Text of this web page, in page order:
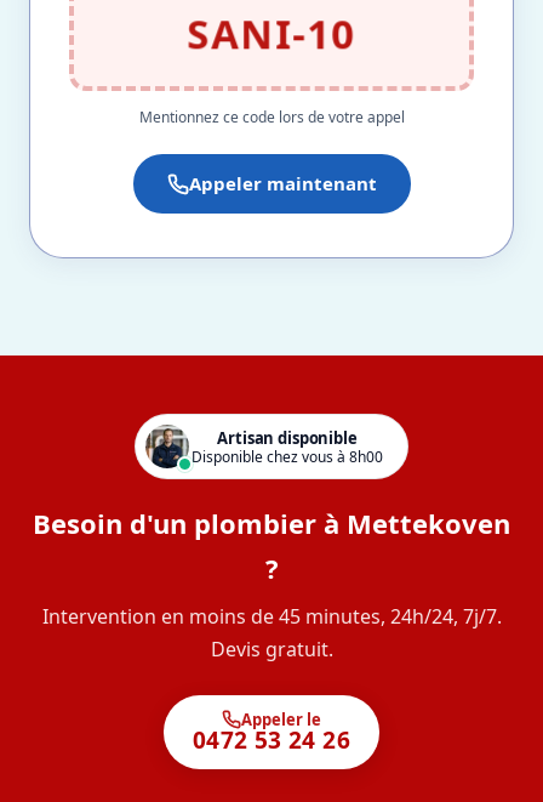
SANI-10
Mentionnez ce code lors de votre appel
Appeler maintenant
Artisan disponible
Disponible chez vous à 8h00
Besoin d'un plombier à Mettekoven
?
Intervention en moins de 45 minutes, 24h/24, 7j/7.
Devis gratuit.
Appeler le
0472 53 24 26